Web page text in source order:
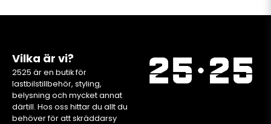
Vilka är vi?
2525 är en butik för
lastbilstillbehör, styling,
belysning och mycket annat
därtill. Hos oss hittar du allt du
behöver för att skräddarsy